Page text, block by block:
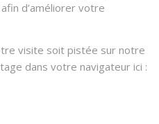
d’améliorer votre
visite soit pistée sur notre
dans votre navigateur ici :